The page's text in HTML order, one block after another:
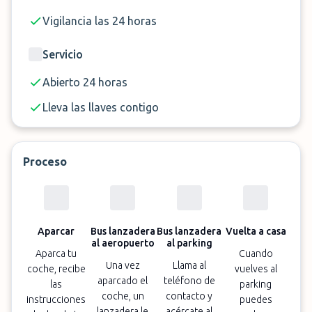
Vigilancia las 24 horas
Servicio
Abierto 24 horas
Lleva las llaves contigo
Proceso
Aparcar
Aparca tu
coche, recibe
las
instrucciones
Bus lanzadera
al aeropuerto
Una vez
aparcado el
coche, un
Bus lanzadera
al parking
Llama al
teléfono de
contacto y
Vuelta a casa
Cuando
vuelves al
parking
puedes